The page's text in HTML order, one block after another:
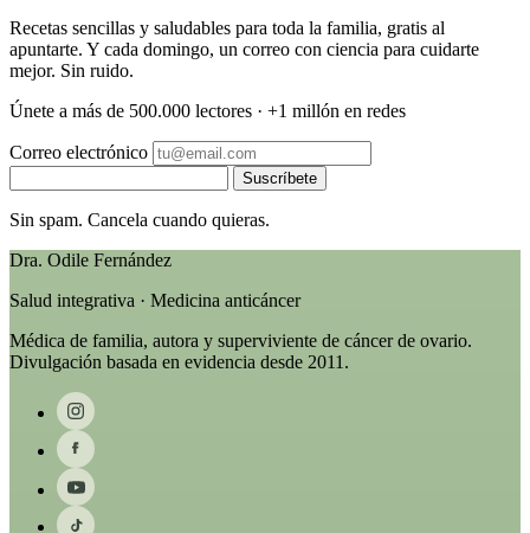
Recetas sencillas y saludables para toda la familia, gratis al
apuntarte. Y cada domingo, un correo con ciencia para cuidarte
mejor. Sin ruido.
Únete a más de 500.000 lectores · +1 millón en redes
Correo electrónico
Suscríbete
Sin spam. Cancela cuando quieras.
Dra. Odile Fernández
Salud integrativa · Medicina anticáncer
Médica de familia, autora y superviviente de cáncer de ovario.
Divulgación basada en evidencia desde 2011.